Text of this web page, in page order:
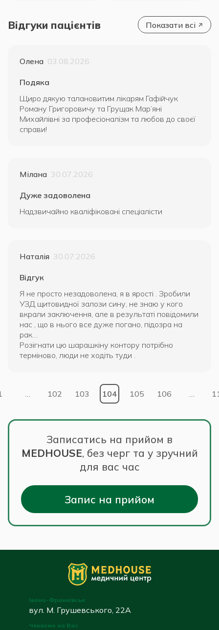
Відгуки пацієнтів Показати всі
Олена 03.08.2026
Подяка
Щиро дякую талановитим лікарям Гафійчук
Роману Григоровичу та Грущак Мар’яні
Михайлівні за професіоналізм та любов до своєї
справи!
Мілана 30.07.2026
Дуже задоволена
Надзвичайно кваліфіковані спеціалісти
Наталія 30.07.2026
Відгук
Я не просто незадоволена, я в ярості . Зробили
УЗД щитовидної залози сину, не знаю у кого
вкрали заключення, але в результаті повідомили
нас , що в нього все дуже погано, підозра на
рак…
Розігнати цю шарашкіну контору потрібно
терміново, люди не ходіть туди .
102 103 104 105 106
Записатись на прийом в
MEDHOUSE, без черг та у зручний
для вас час
Запис на прийом
Івано-Франківськ
вул. М. Грушевського, 22А
Чекаємо на Вас